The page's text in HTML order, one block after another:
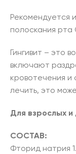
Рекомендуется
полоскания рта
Гингивит – это
включают
кровотечения и
лечить, это
Для взрослых и
СОСТАВ:
Фторид натрия